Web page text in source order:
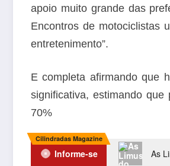
apoio muito grande das
Encontros de motociclistas
entretenimento”.
E completa afirmando que
significativa, estimando
70%
Cilindradas Magazine
Informe-se As